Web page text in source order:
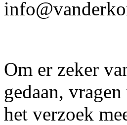
Om er zeker
gedaan,
het verzoek